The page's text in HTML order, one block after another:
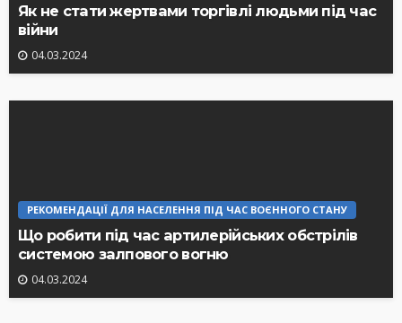
Як не стати жертвами торгівлі людьми під час
війни
04.03.2024
РЕКОМЕНДАЦІЇ ДЛЯ НАСЕЛЕННЯ ПІД ЧАС ВОЄННОГО СТАНУ
Що робити під час артилерійських обстрілів
системою залпового вогню
04.03.2024